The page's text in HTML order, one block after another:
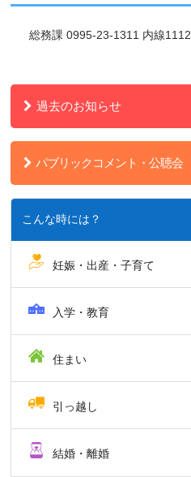
総務課 0995-23-1311 内線1112
過去のお知らせ
パブリックコメント・公聴会
こんな時には？
妊娠・出産・子育て
入学・教育
住まい
引っ越し
結婚・離婚